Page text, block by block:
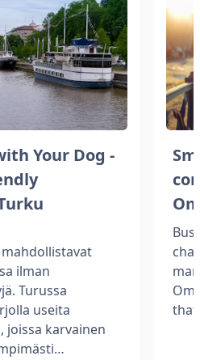
Your Dog -
ilman
Turussa
useita
joissa karvainen